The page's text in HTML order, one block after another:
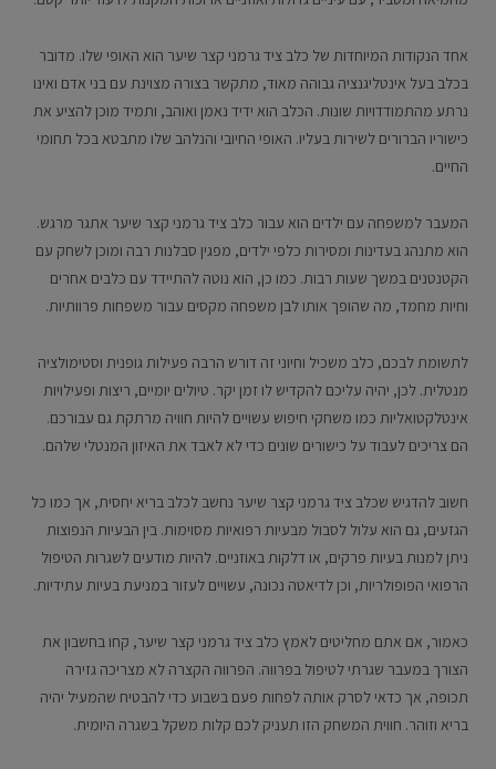
אחד הנקודות המיוחדות של כלב ציד גרמני קצר שיער הוא האופי שלו. מדובר
בכלב בעל אינטליגנציה גבוהה מאוד, מתקשר בצורה מצוינת עם בני אדם ואינו
נרתע מהתמודדויות שונות. הכלב הוא ידיד נאמן ואוהב, ותמיד מוכן להציע את
כישוריו הברורים לשירות בעליו. האופי החיובי והנלהב שלו מתבטא בכל תחומי
החיים.
המעבר למשפחה עם ילדים הוא עבור כלב ציד גרמני קצר שיער אתגר מרגש.
הוא מתנהג בעדינות ומסירות כלפי ילדים, מפגין סבלנות רבה ומוכן לשחק עם
הקטנטנים במשך שעות רבות. כמו כן, הוא נוטה להתיידד עם כלבים אחרים
וחיות מחמד, מה שהופך אותו לבן משפחה מקסים עבור משפחות פרוותיות.
לתשומת לבכם, כלב משכיל וחיוני זה דורש הרבה פעילות גופנית וסטימולציה
מנטלית. לכן, יהיה עליכם להקדיש לו זמן יקר. טיולים יומיים, ריצות ופעילויות
אינטלקטואליות כמו משחקי חיפוש עשויים להיות חוויה מרתקת גם עבורכם.
הם צריכים לעבוד על כישורים שונים כדי לא לאבד את האיזון המנטלי שלהם.
חשוב להדגיש שכלב ציד גרמני קצר שיער נחשב לכלב בריא יחסית, אך כמו כל
הגזעים, גם הוא עלול לסבול מבעיות רפואיות מסוימות. בין הבעיות הנפוצות
ניתן למנות בעיות פרקים, או דלקות באוזניים. להיות מודעים לשגרות הטיפול
הרפואי הפופולריות, וכן לדיאטה נכונה, עשויים לעזור במניעת בעיות עתידיות.
כאמור, אם אתם מחליטים לאמץ כלב ציד גרמני קצר שיער, קחו בחשבון את
הצורך במעבר שגרתי לטיפול בפרווה. הפרווה הקצרה לא מצריכה גזירה
תכופה, אך כדאי לסרק אותה לפחות פעם בשבוע כדי להבטיח שהמעיל יהיה
בריא וזוהר. חווית המשחק הזו תעניק לכם קלות משקל בשגרה היומית.